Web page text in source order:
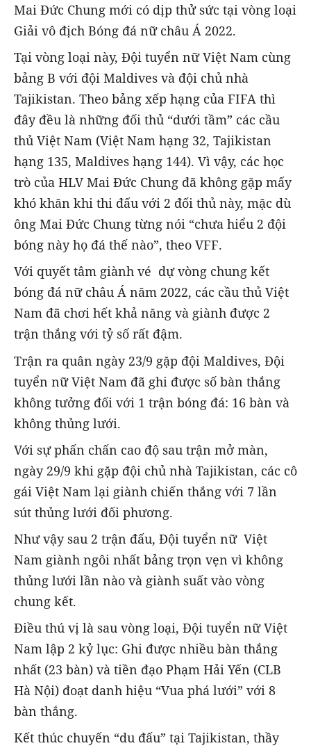
Mai Đức Chung mới có dịp thử sức tại vòng loại
Giải vô địch Bóng đá nữ châu Á 2022.
Tại vòng loại này, Đội tuyển nữ Việt Nam cùng
bảng B với đội Maldives và đội chủ nhà
Tajikistan. Theo bảng xếp hạng của FIFA thì
đây đều là những đối thủ “dưới tầm” các cầu
thủ Việt Nam (Việt Nam hạng 32, Tajikistan
hạng 135, Maldives hạng 144). Vì vậy, các học
trò của HLV Mai Đức Chung đã không gặp mấy
khó khăn khi thi đấu với 2 đối thủ này, mặc dù
ông Mai Đức Chung từng nói “chưa hiểu 2 đội
bóng này họ đá thế nào”, theo VFF.
Với quyết tâm giành vé dự vòng chung kết
bóng đá nữ châu Á năm 2022, các cầu thủ Việt
Nam đã chơi hết khả năng và giành được 2
trận thắng với tỷ số rất đậm.
Trận ra quân ngày 23/9 gặp đội Maldives, Đội
tuyển nữ Việt Nam đã ghi được số bàn thắng
không tưởng đối với 1 trận bóng đá: 16 bàn và
không thủng lưới.
Với sự phấn chấn cao độ sau trận mở màn,
ngày 29/9 khi gặp đội chủ nhà Tajikistan, các cô
gái Việt Nam lại giành chiến thắng với 7 lần
sút thủng lưới đối phương.
Như vậy sau 2 trận đấu, Đội tuyển nữ Việt
Nam giành ngôi nhất bảng trọn vẹn vì không
thủng lưới lần nào và giành suất vào vòng
chung kết.
Điều thú vị là sau vòng loại, Đội tuyển nữ Việt
Nam lập 2 kỷ lục: Ghi được nhiều bàn thắng
nhất (23 bàn) và tiền đạo Phạm Hải Yến (CLB
Hà Nội) đoạt danh hiệu “Vua phá lưới” với 8
bàn thắng.
Kết thúc chuyến “du đấu” tại Tajikistan, thầy